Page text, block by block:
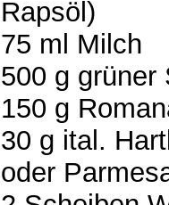
Rapsöl)
75 ml Milch
500 g grüner
150 g
30 g ital.
oder